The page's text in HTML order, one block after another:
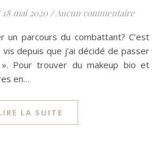
18 mai 2020 / Aucun commentaire
depuis que j’ai décidé de passer
Pour trouver du makeup bio et
en…
LA SUITE